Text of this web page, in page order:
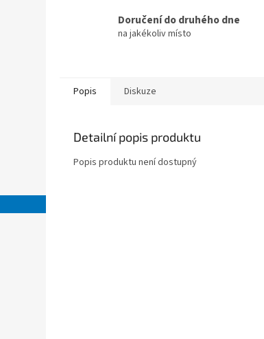
Doručení do druhého dne
na jakékoliv místo
Popis Diskuze
Detailní popis produktu
Popis produktu není dostupný